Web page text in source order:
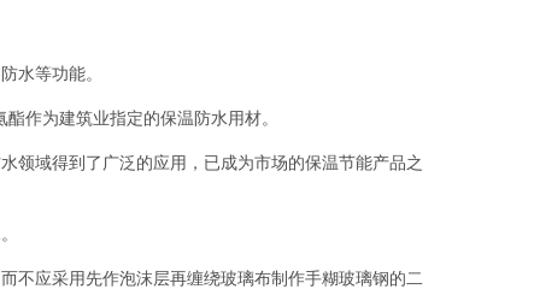
水等功能。
作为建筑业指定的保温防水用材。
领域得到了广泛的应用，已成为市场的保温节能产品之
不应采用先作泡沫层再缠绕玻璃布制作手糊玻璃钢的二